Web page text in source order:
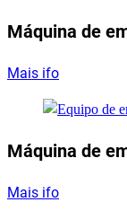
Máquina de
Mais ifo
Máquina de
Mais ifo